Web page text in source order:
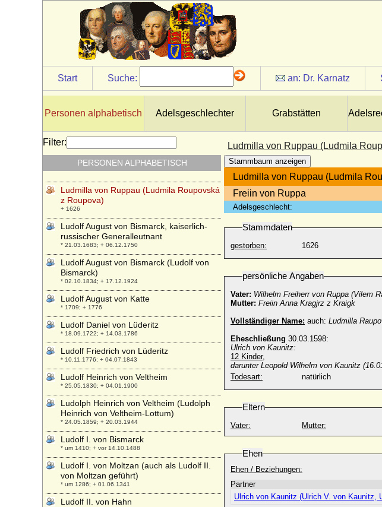
Start Suche: an: Dr. Karnatz
Personen alphabetisch Adelsgeschlechter Grabstätten
Ludmilla von Ruppau (Ludmila
Stammbaum anzeigen
Ludmilla von Ruppau (Ludmila
Freiin von Ruppa
Adelsgeschlecht:
Stammdaten
gestorben: 1626
persönliche Angaben
Vater: Wilhelm Freiherr von Ruppa (Vilem
Mutter: Freiin Anna Kragjrz z Kraigk
Vollständiger Name: auch: Ludmilla
Eheschließung 30.03.1598:
Ulrich von Kaunitz:
12 Kinder,
darunter Leopold Wilhelm von Kaunitz
Todesart:
natürlich
Eltern
Vater: Mutter:
Ehen
Ehen / Beziehungen:
Partner
Ulrich von Kaunitz (Ulrich V. von Kaunitz,
Filter:
PERSONEN ALPHABETISCH
* 11.09.1852; + 1890
Ludmilla Katharine von Ribbeck (Katharina
Ludmilla von Ribbeck)
* 18.03.1627; + 08.09.1665
Ludmilla N
+ 20.10.1211
Ludmilla von Böhmen
Ludmilla von Kunstadt-Podiebrad
* 16.10.1456; + 20.01.1503
Ludmilla von Lobkowicz
* 15.03.1798; + 10.01.1868
Ludmilla von Meraviglia-Crivelli
* 1794; + 24.02.1860
Ludmilla von Ruppau (Ludmila Roupovská
z Roupova)
+ 1626
Ludolf August von Bismarck, kaiserlich-
russischer Generalleutnant
* 21.03.1683; + 06.12.1750
Ludolf August von Bismarck (Ludolf von
Bismarck)
* 02.10.1834; + 17.12.1924
Ludolf August von Katte
* 1709; + 1776
Ludolf Daniel von Lüderitz
* 18.09.1722; + 14.03.1786
Ludolf Friedrich von Lüderitz
* 10.11.1776; + 04.07.1843
Ludolf Heinrich von Veltheim
* 25.05.1830; + 04.01.1900
Ludolph Heinrich von Veltheim (Ludolph
Heinrich von Veltheim-Lottum)
* 24.05.1859; + 20.03.1944
Ludolf I. von Bismarck
* um 1410; + vor 14.10.1488
Ludolf I. von Moltzan (auch als Ludolf II.
von Moltzan geführt)
* um 1286; + 01.06.1341
Ludolf II. von Hahn